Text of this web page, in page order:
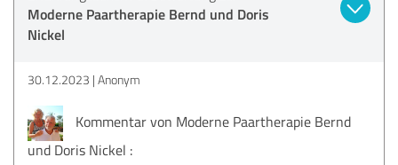
Moderne Paartherapie Bernd und Doris
Nickel
30.12.2023 Anonym
Kommentar von Moderne Paartherapie Bernd
und Doris Nickel :